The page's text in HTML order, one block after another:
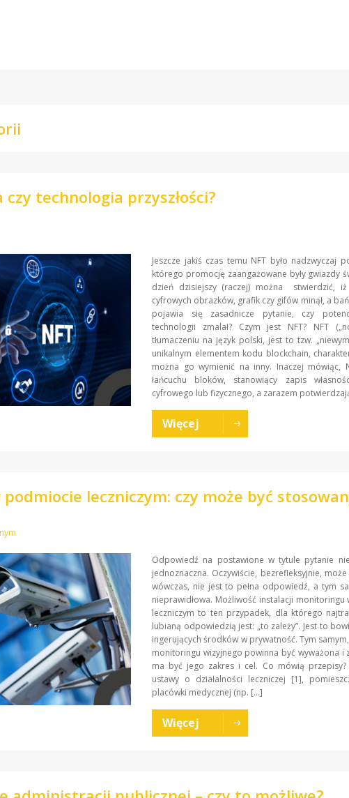
technologia przyszłości?
Jeszcze jakiś czas temu NFT było nadzwyczaj
którego promocję zaangażowane były gwiazdy
dzień dzisiejszy (raczej) można stwierdzić, iż
cyfrowych obrazków, grafik czy gifów minął, a
pojawia się zasadnicze pytanie, czy
technologii zmalał? Czym jest NFT? NFT
tłumaczeniu na język polski, jest to tzw.
unikalnym elementem kodu blockchain,
można go wymienić na inny. Inaczej mówiąc,
łańcuchu bloków, stanowiący zapis
cyfrowego lub fizycznego, a zarazem
Więcej
leczniczym: czy może być
Odpowiedź na postawione w tytule pytanie
jednoznaczna. Oczywiście, bezrefleksyjnie,
wówczas, nie jest to pełna odpowiedź, a tym
nieprawidłowa. Możliwość instalacji
leczniczym to ten przypadek, dla którego
lubianą odpowiedzią jest: „to zależy”. Jest to
ingerujących środków w prywatność. Tym
monitoringu wizyjnego powinna być wyważona i
ma być jego zakres i cel. Co mówią
ustawy o działalności leczniczej [1],
placówki medycznej (np. […]
Więcej